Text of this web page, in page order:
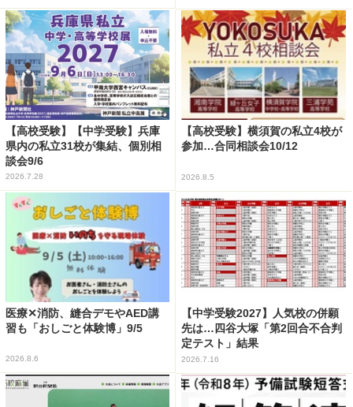
【高校受験】【中学受験】兵庫
県内の私立31校が集結、個別相
談会9/6
2026.7.28
【高校受験】横須賀の私立4校が
参加…合同相談会10/12
2026.8.5
医療✕消防、縫合デモやAED講
習も「おしごと体験博」9/5
2026.8.6
【中学受験2027】人気校の併願
先は…四谷大塚「第2回合不合判
定テスト」結果
2026.7.16